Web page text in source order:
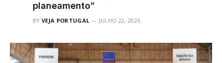
planeamento”
BY VEJA PORTUGAL JULHO 22, 2026